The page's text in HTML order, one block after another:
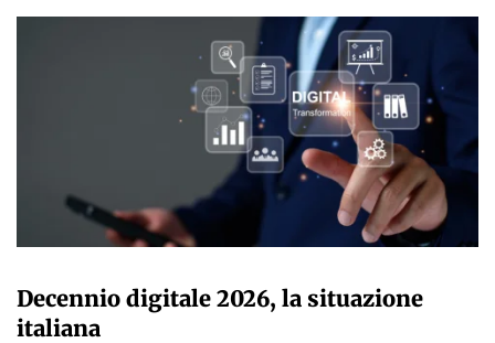
Decennio digitale 2026, la situazione
italiana